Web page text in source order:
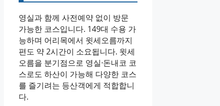
영실과 함께 사전예약 없이 방문
가능한 코스입니다. 149대 수용 가
능하며 어리목에서 윗세오름까지
편도 약 2시간이 소요됩니다. 윗세
오름을 분기점으로 영실·돈내코 코
스로도 하산이 가능해 다양한 코스
를 즐기려는 등산객에게 적합합니
다.